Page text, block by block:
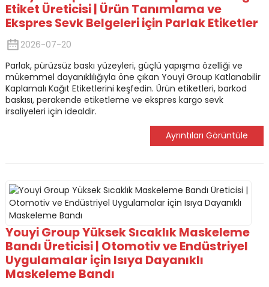
Etiket Üreticisi | Ürün Tanımlama ve
Ekspres Sevk Belgeleri için Parlak Etiketler
2026-07-20
Parlak, pürüzsüz baskı yüzeyleri, güçlü yapışma özelliği ve
mükemmel dayanıklılığıyla öne çıkan Youyi Group Katlanabilir
Kaplamalı Kağıt Etiketlerini keşfedin. Ürün etiketleri, barkod
baskısı, perakende etiketleme ve ekspres kargo sevk
irsaliyeleri için idealdir.
Ayrıntıları Görüntüle
Youyi Group Yüksek Sıcaklık Maskeleme
Bandı Üreticisi | Otomotiv ve Endüstriyel
Uygulamalar için Isıya Dayanıklı
Maskeleme Bandı